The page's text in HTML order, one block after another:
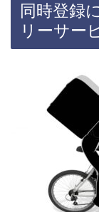
同時登録
リーサー